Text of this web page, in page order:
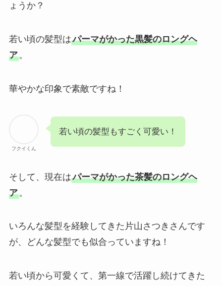
ょうか？
若い頃の髪型はパーマがかった黒髪のロングヘ
ア。
華やかな印象で素敵ですね！
フクイくん
若い頃の髪型もすごく可愛い！
そして、現在はパーマがかった茶髪のロングヘ
ア。
いろんな髪型を経験してきた片山さつきさんです
が、どんな髪型でも似合っていますね！
若い頃から可愛くて、第一線で活躍し続けてきた